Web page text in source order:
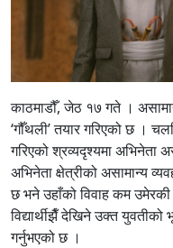
काठमाडौँ, जेठ १७ गते ।
‘गौँथली’ तयार गरिएको छ ।
गरिएको श्रव्यदृश्यमा अभिनेता
अभिनेता क्षेत्रीको असामान्य
छ भने उहाँको विवाह कम
विद्यार्थीझैँ देखिने उक्त
गर्नुभएको छ ।